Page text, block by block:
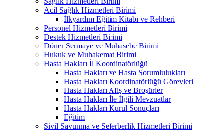
Acil Sağlık Hizmetleri Birimi
İlkyardım Eğitim Kitabı ve Rehberi
Personel Hizmetleri Birimi
Destek Hizmetleri Birimi
Döner Sermaye ve Muhasebe Birimi
Hukuk ve Muhakemat Birimi
Hasta Hakları İl Koordinatörlüğü
Hasta Hakları ve Hasta Sorumlulukları
Hasta Hakları Koordinatörlüğü Görevleri
Hasta Hakları Afiş ve Broşürler
Hasta Hakları İle İlgili Mevzuatlar
Hasta Hakları Kurul Sonuçları
Eğitim
Sivil Savunma ve Seferberlik Hizmetleri Birimi